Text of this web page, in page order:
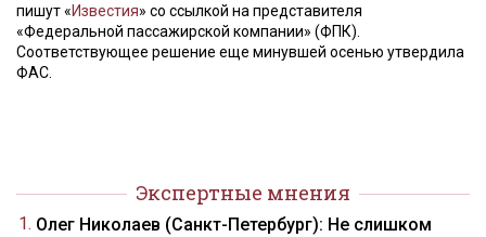
Lifestyle
Мурзилка
пишут «Известия» со ссылкой на представителя
«Федеральной пассажирской компании» (ФПК).
Соответствующее решение еще минувшей осенью утвердила
ФАС.
Экспертные мнения
Олег Николаев (Санкт-Петербург): Не слишком